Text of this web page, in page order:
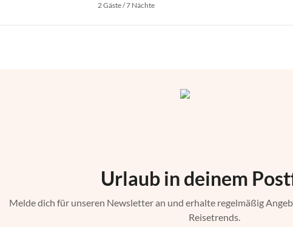
2 Gäste / 7 Nächte
Urlaub in deinem
Melde dich für unseren Newsletter an und erhalte regelmäßig
Reisetrends.